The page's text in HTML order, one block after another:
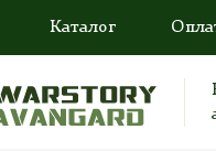
Каталог